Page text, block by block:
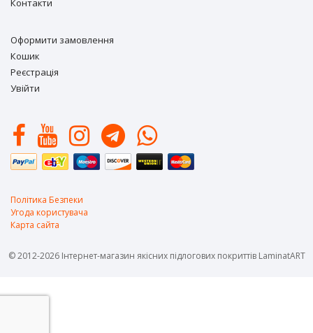
Контакти
Оформити замовлення
Кошик
Реєстрація
Увійти
Політика Безпеки
Угода користувача
Карта сайта
© 2012-2026 Інтернет-магазин якісних підлогових покриттів LaminatART